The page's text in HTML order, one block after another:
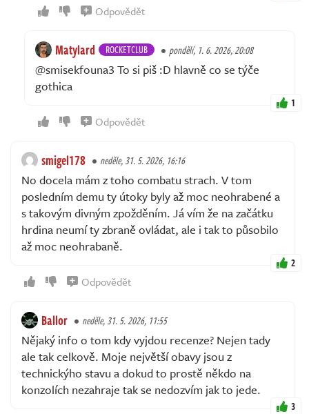
Odpovědět
Matylard ROCKETCLUB pondělí, 1. 6. 2026, 20:08
@smisekfouna3 To si piš :D hlavně co se týče
gothica
1
Odpovědět
smigel178 neděle, 31. 5. 2026, 16:16
No docela mám z toho combatu strach. V tom
posledním demu ty útoky byly až moc neohrabené a
s takovým divným zpožděním. Já vím že na začátku
hrdina neumí ty zbraně ovládat, ale i tak to působilo
až moc neohrabaně.
2
Odpovědět
Ballor neděle, 31. 5. 2026, 11:55
Nějaký info o tom kdy vyjdou recenze? Nejen tady
ale tak celkově. Moje největší obavy jsou z
technickýho stavu a dokud to prostě někdo na
konzolích nezahraje tak se nedozvím jak to jede.
3